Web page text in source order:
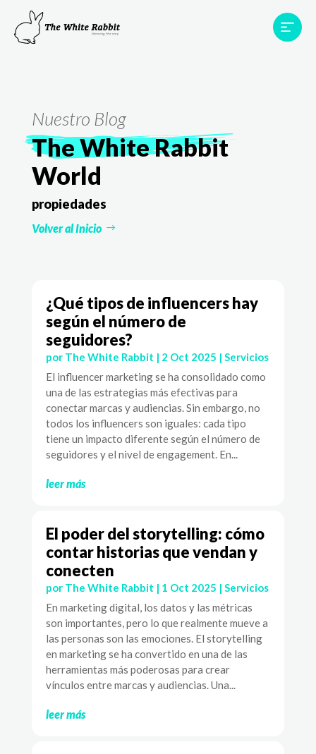
Proyectos
Testimonios
Nuestro Blog
The White Rabbit
World
propiedades
Volver al Inicio
¿Qué tipos de influencers hay
según el número de
seguidores?
por The White Rabbit | 2 Oct 2025 | Servicios
El influencer marketing se ha consolidado como
una de las estrategias más efectivas para
conectar marcas y audiencias. Sin embargo, no
todos los influencers son iguales: cada tipo
tiene un impacto diferente según el número de
seguidores y el nivel de engagement. En...
leer más
El poder del storytelling: cómo
contar historias que vendan y
conecten
por The White Rabbit | 1 Oct 2025 | Servicios
En marketing digital, los datos y las métricas
son importantes, pero lo que realmente mueve a
las personas son las emociones. El storytelling
en marketing se ha convertido en una de las
herramientas más poderosas para crear
vínculos entre marcas y audiencias. Una...
leer más